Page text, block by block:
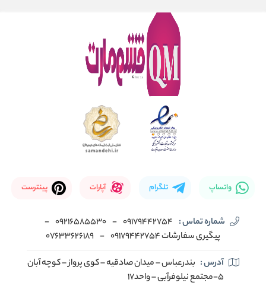
واتساپ تلگرام آپارات پینترست
شماره تماس : 09179442754
-
09216585530
-
پیگیری سفارشات 09179442754
-
07633626189
آدرس : بندرعباس – میدان صادقیه – کوی پرواز – کوچه آبان
5-مجتمع نیلوفرآبی – واحد17